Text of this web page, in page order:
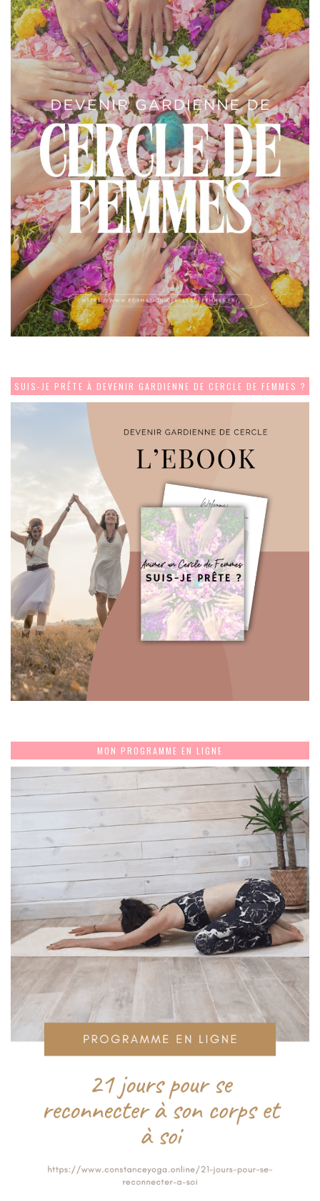
SUIS-JE PRÊTE À DEVENIR GARDIENNE DE CERCLE DE FEMMES ?
MON PROGRAMME EN LIGNE